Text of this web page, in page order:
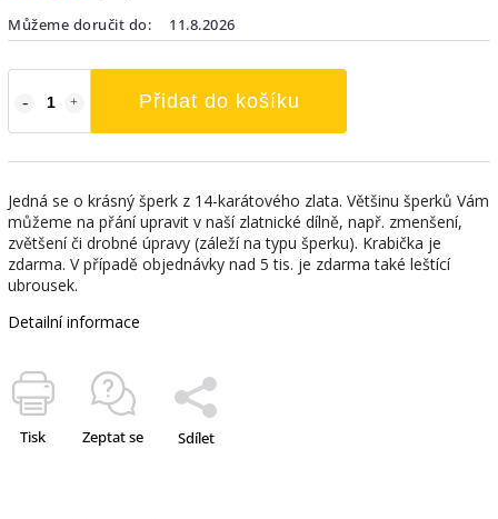
Můžeme doručit do:
11.8.2026
Přidat do košíku
Jedná se o krásný šperk z 14-karátového zlata. Většinu šperků Vám
můžeme na přání upravit v naší zlatnické dílně, např. zmenšení,
zvětšení či drobné úpravy (záleží na typu šperku). Krabička je
zdarma. V případě objednávky nad 5 tis. je zdarma také leštící
ubrousek.
Detailní informace
Tisk Zeptat se Sdílet